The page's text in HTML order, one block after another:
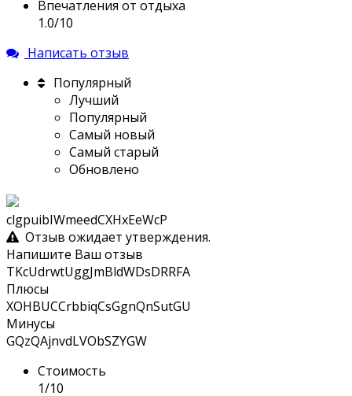
Впечатления от отдыха
1.0/10
Написать отзыв
Популярный
Лучший
Популярный
Самый новый
Самый старый
Обновлено
clgpuibIWmeedCXHxEeWcP
Отзыв ожидает утверждения.
Напишите Ваш отзыв
TKcUdrwtUggJmBldWDsDRRFA
Плюсы
XOHBUCCrbbiqCsGgnQnSutGU
Минусы
GQzQAjnvdLVObSZYGW
Стоимость
1/10